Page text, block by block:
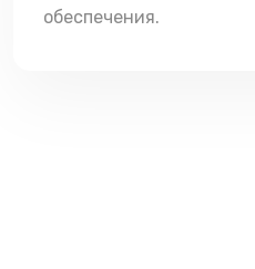
обеспечения.